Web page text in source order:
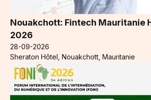
Nouakchott: Fintech Mauritanie
2026
28-09-2026
Sheraton Hôtel, Nouakchott, Mauritanie